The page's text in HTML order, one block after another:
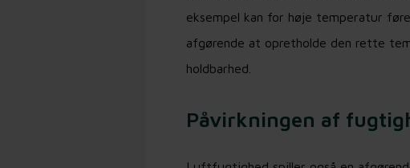
eksempel kan for høje temperatur
afgørende at opretholde den rette
holdbarhed.
Påvirkningen af